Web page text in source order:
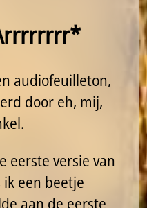
audiofeuilleton,
door eh, mij,
eerste versie van
een beetje
aan de eerste